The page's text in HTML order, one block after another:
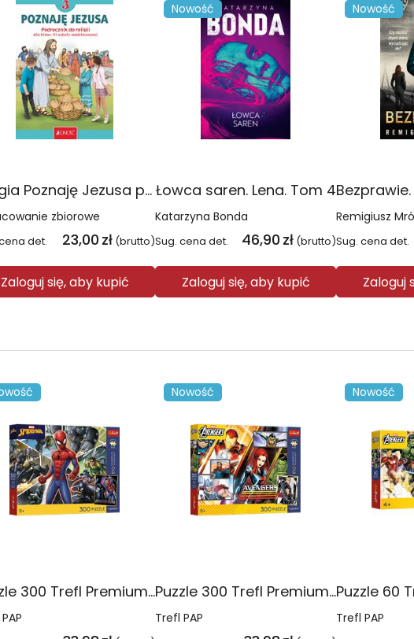
Religia Poznaję Jezusa podręcznik dla klasy 3 szkoły podstawowej
zbiorowe
det. 23,00 zł (brutto)
Zaloguj się, aby kupić
Nowość
Łowca saren. Lena. Tom 4
Katarzyna Bonda
Sug. cena det. 46,90 zł (brutto)
Zaloguj się, aby kupić
Nowość
Remigiusz
Sug. cena det.
Zaloguj
Puzzle 300 Trefl Premium Plus Kids Disney Marvel Spiderman ukryty bohater 23047
Nowość
Puzzle 300 Trefl Premium Plus Kids Disney Marvel the Avengers Siła Drużyny 23046
Trefl PAP
Nowość
Trefl PAP